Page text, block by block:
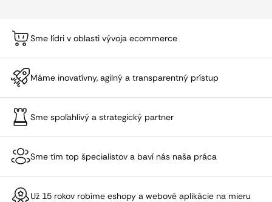
Sme lídri v oblasti vývoja ecommerce
Máme inovatívny, agilný a transparentný prístup
Sme spoľahlivý a strategický partner
Sme tím top špecialistov a baví nás naša práca
Už 15 rokov robíme eshopy a webové aplikácie na mieru